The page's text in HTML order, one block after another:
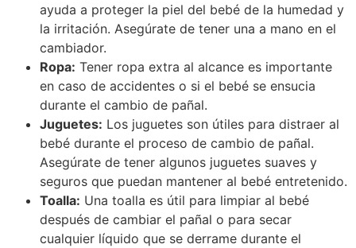
ayuda a proteger la piel del bebé de la humedad y
la irritación. Asegúrate de tener una a mano en el
cambiador.
Ropa: Tener ropa extra al alcance es importante
en caso de accidentes o si el bebé se ensucia
durante el cambio de pañal.
Juguetes: Los juguetes son útiles para distraer al
bebé durante el proceso de cambio de pañal.
Asegúrate de tener algunos juguetes suaves y
seguros que puedan mantener al bebé entretenido.
Toalla: Una toalla es útil para limpiar al bebé
después de cambiar el pañal o para secar
cualquier líquido que se derrame durante el